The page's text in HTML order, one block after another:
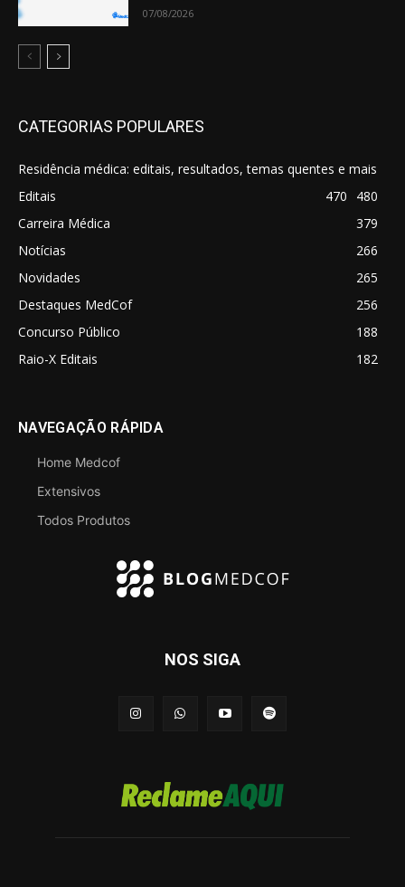
07/08/2026
CATEGORIAS POPULARES
Residência médica: editais, resultados, temas quentes e mais
480
Editais
470
Carreira Médica
379
Notícias
266
Novidades
265
Destaques MedCof
256
Concurso Público
188
Raio-X Editais
182
NAVEGAÇÃO RÁPIDA
Home Medcof
Extensivos
Todos Produtos
NOS SIGA